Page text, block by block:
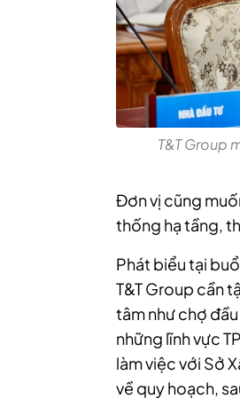
T&T Group
Đơn vị cũng
thống hạ tầng,
Phát biểu tại
T&T Group cần
tâm như chợ
những lĩnh vực
làm việc với Sở
về quy hoạch,